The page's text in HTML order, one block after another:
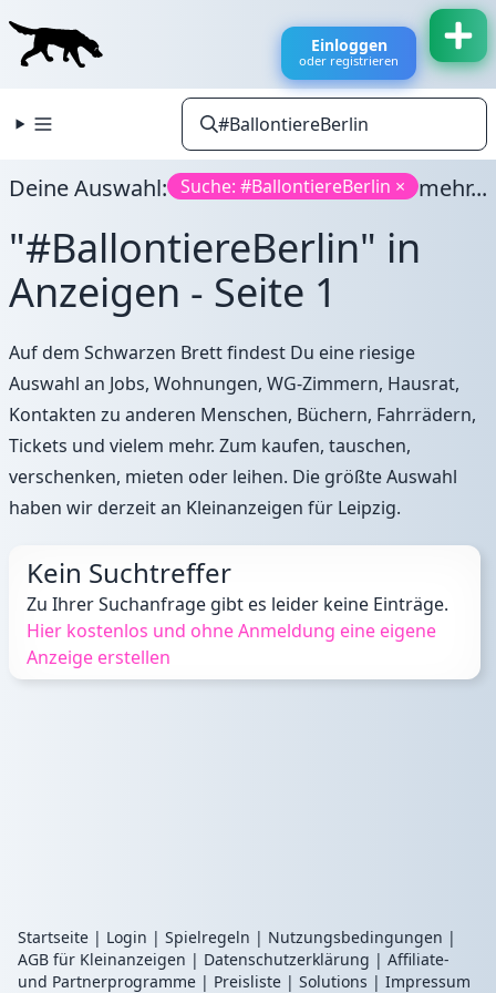
Einloggen
oder registrieren
Deine Auswahl: Suche: #BallontiereBerlin × mehr...
"#BallontiereBerlin" in
Anzeigen - Seite 1
Auf dem Schwarzen Brett findest Du eine riesige
Auswahl an Jobs, Wohnungen, WG-Zimmern, Hausrat,
Kontakten zu anderen Menschen, Büchern, Fahrrädern,
Tickets und vielem mehr. Zum kaufen, tauschen,
verschenken, mieten oder leihen. Die größte Auswahl
haben wir derzeit an Kleinanzeigen für Leipzig.
Kein Suchtreffer
Zu Ihrer Suchanfrage gibt es leider keine Einträge.
Hier kostenlos und ohne Anmeldung eine eigene
Anzeige erstellen
Startseite | Login | Spielregeln | Nutzungsbedingungen |
AGB für Kleinanzeigen | Datenschutzerklärung | Affiliate-
und Partnerprogramme | Preisliste | Solutions | Impressum